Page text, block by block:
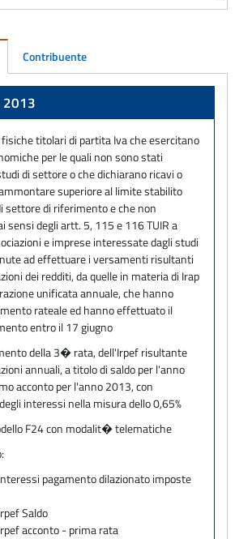
Contribuente
2013
titolari di partita Iva che esercitano
per le quali non sono stati
di settore o che dichiarano ricavi o
superiore al limite stabilito
settore di riferimento e che non
sensi degli artt. 5, 115 e 116 TUIR a
e imprese interessate dagli studi
ad effettuare i versamenti risultanti
dei redditi, da quelle in materia di Irap
unificata annuale, che hanno
rateale ed hanno effettuato il
entro il 17 giugno
della 3� rata, dell'Irpef risultante
annuali, a titolo di saldo per l'anno
acconto per l'anno 2013, con
interessi nella misura dello 0,65%
F24 con modalit� telematiche
pagamento dilazionato imposte
Saldo
acconto - prima rata